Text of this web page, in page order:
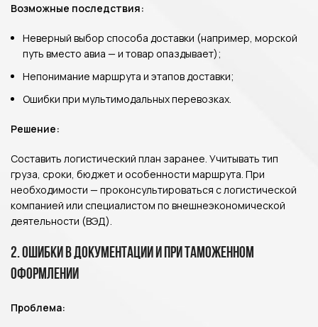
Возможные последствия:
Неверный выбор способа доставки (например, морской
путь вместо авиа — и товар опаздывает);
Непонимание маршрута и этапов доставки;
Ошибки при мультимодальных перевозках.
Решение:
Составить логистический план заранее. Учитывать тип
груза, сроки, бюджет и особенности маршрута. При
необходимости — проконсультироваться с логистической
компанией или специалистом по внешнеэкономической
деятельности (ВЭД).
2. Ошибки в документации и при таможенном
оформлении
Проблема: